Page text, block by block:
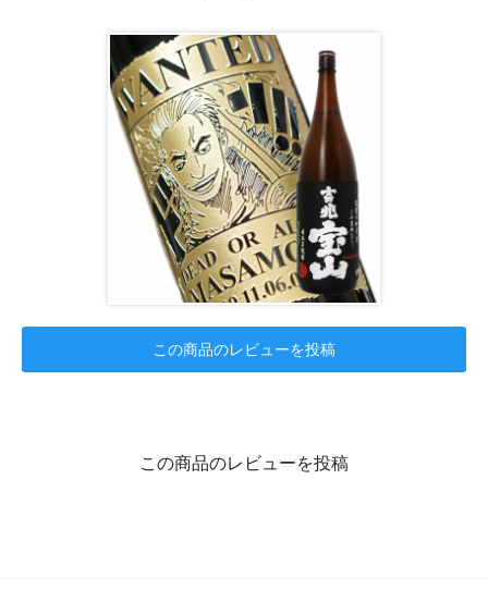
この商品のレビューを投稿
この商品のレビューを投稿